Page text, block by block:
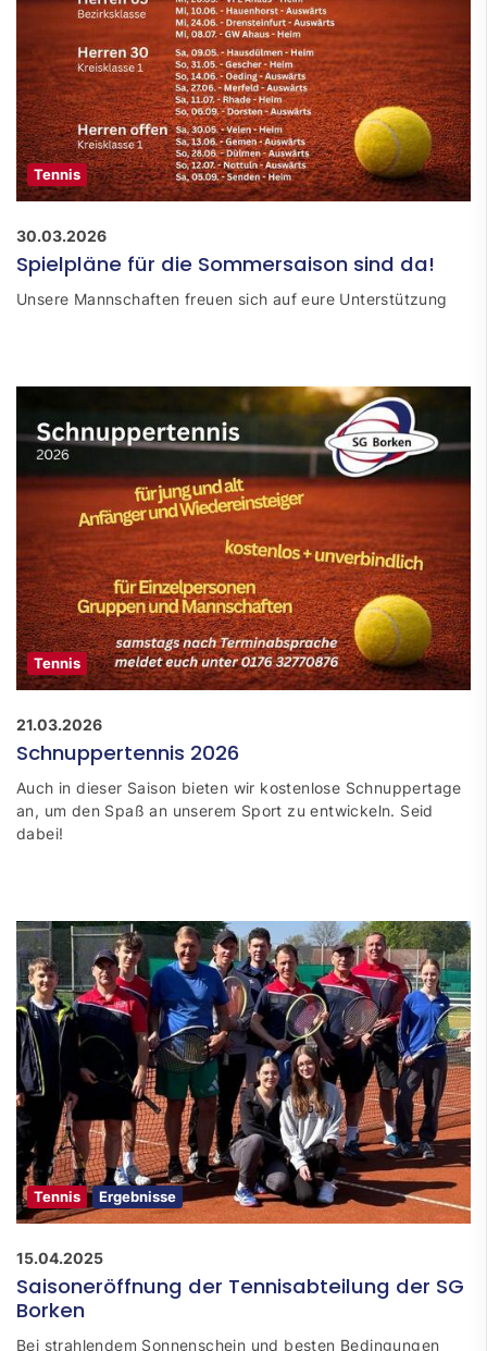
Tennis
30.03.2026
Spielpläne für die Sommersaison sind da!
Unsere Mannschaften freuen sich auf eure Unterstützung
Tennis
21.03.2026
Schnuppertennis 2026
Auch in dieser Saison bieten wir kostenlose Schnuppertage
an, um den Spaß an unserem Sport zu entwickeln. Seid
dabei!
Tennis Ergebnisse
15.04.2025
Saisoneröffnung der Tennisabteilung der SG
Borken
Bei strahlendem Sonnenschein und besten Bedingungen